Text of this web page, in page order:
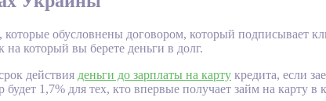
обусловнены договором, который подписывает
который вы берете деньги в долг.
действия деньги до зарплаты на карту кредита, если
1,7% для тех, кто впервые получает займ на карту в